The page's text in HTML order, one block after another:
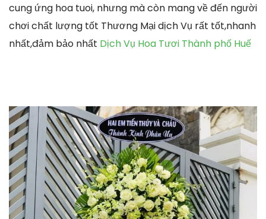
cung ứng hoa tuoi, nhưng mà còn mang về đến người
chơi chất lượng tốt Thương Mại dịch Vụ rất tốt,nhanh
nhất,đảm bảo nhất Dịch Vụ Hoa Tươi Thành phố Huế